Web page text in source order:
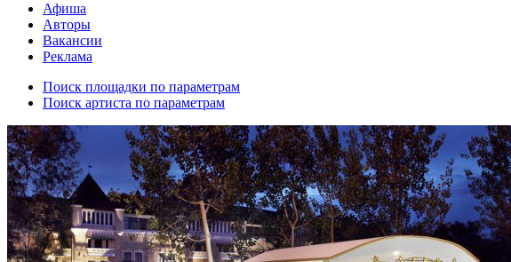
Афиша
Авторы
Вакансии
Реклама
Поиск площадки по параметрам
Поиск артиста по параметрам